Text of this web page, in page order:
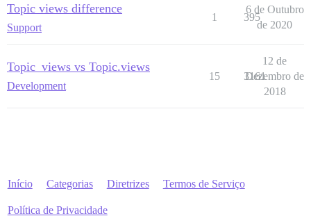
Topic views difference
Support
1 395
6 de Outubro
de 2020
Topic_views vs Topic.views
Development
15 3161
12 de
Dezembro de
2018
Início Categorias Diretrizes Termos de Serviço
Política de Privacidade